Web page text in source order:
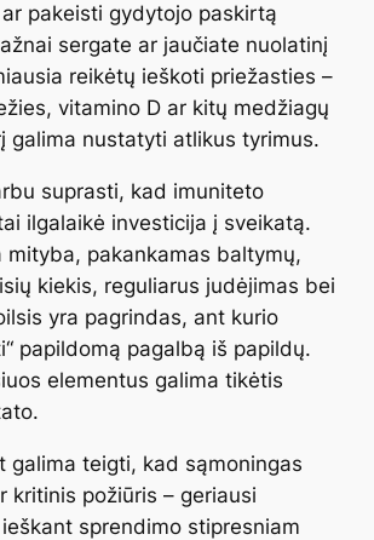
pakeisti gydytojo paskirtą
sergate ar jaučiate nuolatinį
reikėtų ieškoti priežasties –
vitamino D ar kitų medžiagų
galima nustatyti atlikus tyrimus.
suprasti, kad imuniteto
ilgalaikė investicija į sveikatą.
mityba, pakankamas baltymų,
kiekis, reguliarus judėjimas bei
yra pagrindas, ant kurio
papildomą pagalbą iš papildų.
elementus galima tikėtis
galima teigti, kad sąmoningas
kritinis požiūris – geriausi
sprendimo stipresniam